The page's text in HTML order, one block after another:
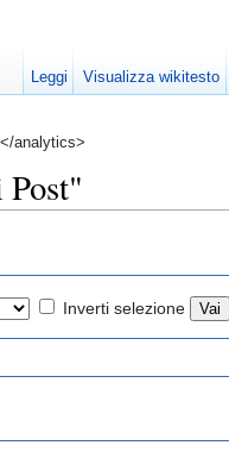
analytics>
Inverti selezione
Leggi Visualizza wikitesto